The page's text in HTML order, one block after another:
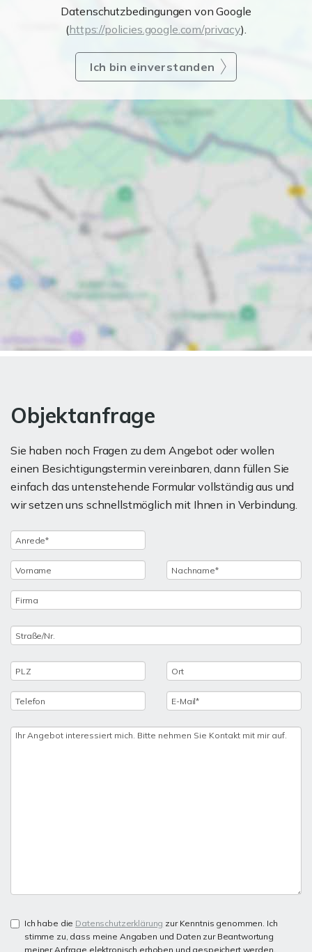
Datenschutzbedingungen von Google
(https://policies.google.com/privacy).
Ich bin einverstanden
Objektanfrage
Sie haben noch Fragen zu dem Angebot oder wollen
einen Besichtigungstermin vereinbaren, dann füllen Sie
einfach das untenstehende Formular vollständig aus und
wir setzen uns schnellstmöglich mit Ihnen in Verbindung.
Ich habe die Datenschutzerklärung zur Kenntnis genommen. Ich
stimme zu, dass meine Angaben und Daten zur Beantwortung
meiner Anfrage elektronisch erhoben und gespeichert werden.